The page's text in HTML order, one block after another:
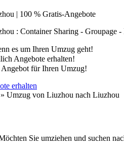
| 100 % Gratis-Angebote
: Container Sharing - Groupage
es um Ihren Umzug geht!
Angebote erhalten!
Angebot für Ihren Umzug!
erhalten
» Umzug von Liuzhou nach Liuzhou
Sie umziehen und suchen